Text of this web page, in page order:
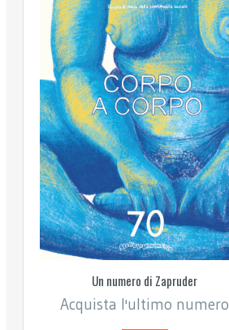
Un numero di Zapruder
Acquista l'ultimo numero